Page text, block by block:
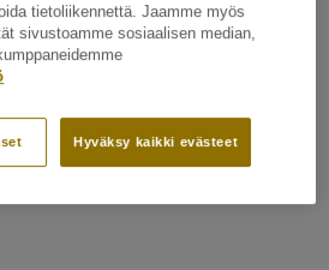
tietoliikennettä. Jaamme myös
sivustoamme sosiaalisen median,
Hyväksy kaikki evästeet